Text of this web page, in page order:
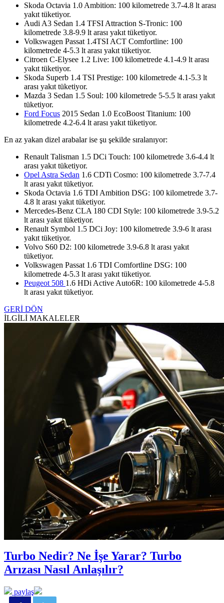
Skoda Octavia 1.0 Ambition: 100 kilometrede 3.7-4.8 lt arası
yakıt tüketiyor.
Audi A3 Sedan 1.4 TFSI Attraction S-Tronic: 100
kilometrede 3.8-9.9 lt arası yakıt tüketiyor.
Volkswagen Passat 1.4TSI ACT Comfortline: 100
kilometrede 4-5.3 lt arası yakıt tüketiyor.
Citroen C-Elysee 1.2 Live: 100 kilometrede 4.1-4.9 lt arası
yakıt tüketiyor.
Skoda Superb 1.4 TSI Prestige: 100 kilometrede 4.1-5.3 lt
arası yakıt tüketiyor.
Mazda 3 Sedan 1.5 Soul: 100 kilometrede 5-5.5 lt arası yakıt
tüketiyor.
Ford Focus 2015 Sedan 1.0 EcoBoost Titanium: 100
kilometrede 4.2-6.4 lt arası yakıt tüketiyor.
En az yakan dizel arabalar ise şu şekilde sıralanıyor:
Renault Talisman 1.5 DCi Touch: 100 kilometrede 3.6-4.4 lt
arası yakıt tüketiyor.
Opel Astra Sedan 1.6 CDTi Cosmo: 100 kilometrede 3.7-7.4
lt arası yakıt tüketiyor.
Skoda Octavia 1.6 TDI Ambition DSG: 100 kilometrede 3.7-
4.8 lt arası yakıt tüketiyor.
Mercedes-Benz CLA 180 CDI Style: 100 kilometrede 3.9-5.2
lt arası yakıt tüketiyor.
Renault Symbol 1.5 DCi Joy: 100 kilometrede 3.9-6 lt arası
yakıt tüketiyor.
Volvo S60 D2: 100 kilometrede 3.9-6.8 lt arası yakıt
tüketiyor.
Volkswagen Passat 1.6 TDI Comfortline DSG: 100
kilometrede 4-5.3 lt arası yakıt tüketiyor.
Peugeot 508 1.6 HDi Active Auto6R: 100 kilometrede 4-5.8
lt arası yakıt tüketiyor.
GERİ DÖN
İLGİLİ MAKALELER
Turbo Nedir? Ne İşe Yarar? Turbo
Arızası Nasıl Anlaşılır?
paylaş